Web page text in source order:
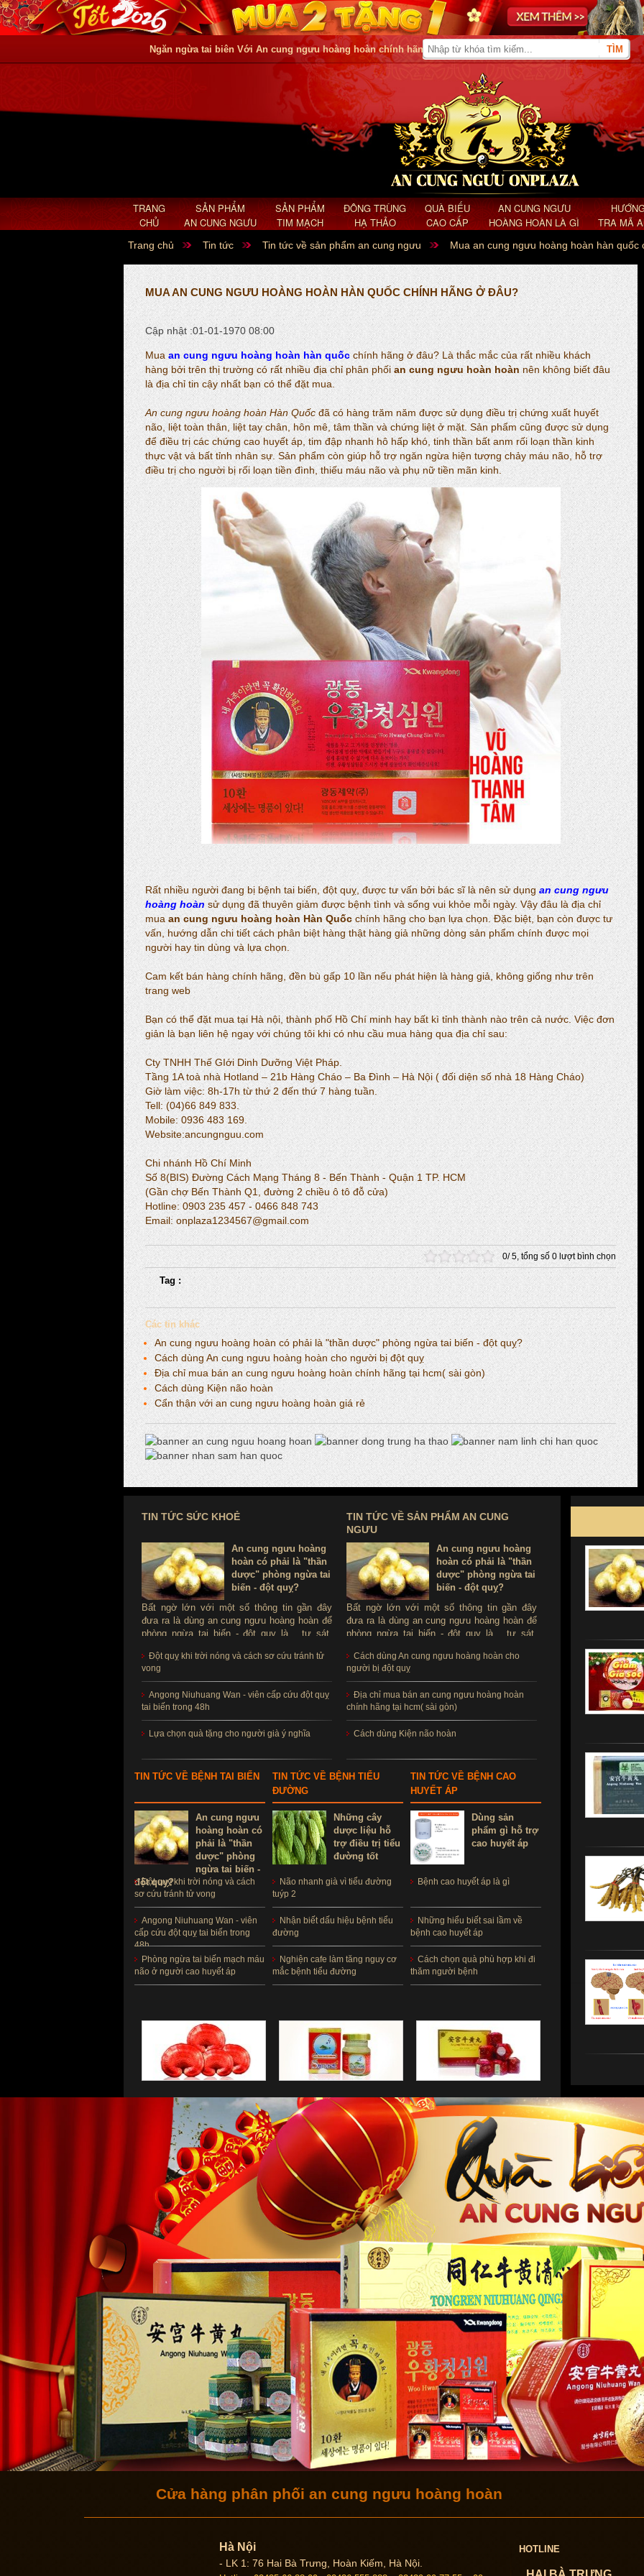
Ngăn ngừa tai biên Với An cung ngưu hoàng hoàn chính hãng
TRANG
CHỦ
SẢN PHẨM
AN CUNG NGƯU
SẢN PHẨM
TIM MẠCH
ĐÔNG TRÙNG
HẠ THẢO
QUÀ BIẾU
CAO CẤP
AN CUNG NGƯU
HOÀNG HOÀN LÀ GÌ
TRA MÃ
Trang chủ Tin tức Tin tức về sản phẩm an cung ngưu Mua an cung ngưu hoàng hoàn hàn quốc
MUA AN CUNG NGƯU HOÀNG HOÀN HÀN QUỐC CHÍNH HÃNG Ở ĐÂU?
Cập nhật :01-01-1970 08:00
Mua an cung ngưu hoàng hoàn hàn quốc chính hãng ở đâu? Là thắc mắc của rất nhiều khách
hàng bởi trên thị trường có rất nhiều địa chỉ phân phốian cung ngưu hoàn hoàn nên không biết đâu
là địa chỉ tin cậy nhất bạn có thể đặt mua.
An cung ngưu hoàng hoàn Hàn Quốcđã có hàng trăm năm được sử dụng điều trị chứng xuất huyết
não, liệt toàn thân, liệt tay chân, hôn mê, tâm thần và chứng liệt ở mặt. Sản phẩm cũng được sử dụng
để điều trị các chứng cao huyết áp, tim đập nhanh hô hấp khó, tinh thần bất anm rối loạn thần kinh
thực vật và bất tỉnh nhân sự. Sản phẩm còn giúp hỗ trợ ngăn ngừa hiện tượng chảy máu não, hỗ trợ
điều trị cho người bị rối loạn tiền đình, thiếu máu não và phụ nữ tiền mãn kinh.
Rất nhiều người đang bị bệnh tai biến, đột quỵ, được tư vấn bởi bác sĩ là nên sử dụng an cung ngưu
hoàng hoàn sử dụng đã thuyên giảm được bệnh tình và sống vui khỏe mỗi ngày. Vậy đâu là địa chỉ
muaan cung ngưu hoàng hoàn Hàn Quốc chính hãng cho bạn lựa chọn. Đặc biệt, bạn còn được tư
vấn, hướng dẫn chi tiết cách phân biệt hàng thật hàng giả những dòng sản phẩm chính được mọi
người hay tin dùng và lựa chọn.
Cam kết bán hàng chính hãng, đền bù gấp 10 lần nếu phát hiện là hàng giả, không giống như trên
trang web
Bạn có thể đặt mua tại Hà nội, thành phố Hồ Chí minh hay bất kì tỉnh thành nào trên cả nước. Việc đơn
giản là bạn liên hệ ngay với chúng tôi khi có nhu cầu mua hàng qua địa chỉ sau:
Cty TNHH Thế GIới Dinh Dưỡng Việt Pháp.
Tầng 1A toà nhà Hotland – 21b Hàng Cháo – Ba Đình – Hà Nội ( đối diện số nhà 18 Hàng Cháo)
Giờ làm việc: 8h-17h từ thứ 2 đến thứ 7 hàng tuần.
Tell: (04)66 849 833.
Mobile: 0936 483 169.
Website:ancungnguu.com
Chi nhánh Hồ Chí Minh
Số 8(BIS) Đường Cách Mạng Tháng 8 - Bến Thành - Quận 1 TP. HCM
(Gần chợ Bến Thành Q1, đường 2 chiều ô tô đỗ cửa)
Hotline: 0903 235 457 - 0466 848 743
Email: onplaza1234567@gmail.com
0/5, tổng số 0 lượt bình chọn
Tag :
Các tin khác
An cung ngưu hoàng hoàn có phải là "thần dược" phòng ngừa tai biến - đột quỵ?
Cách dùng An cung ngưu hoàng hoàn cho người bị đột quỵ
Địa chỉ mua bán an cung ngưu hoàng hoàn chính hãng tại hcm( sài gòn)
Cách dùng Kiện não hoàn
Cẩn thận với an cung ngưu hoàng hoàn giá rẻ
TIN TỨC SỨC KHOẺ
An cung ngưu hoàng
hoàn có phải là "thần
dược" phòng ngừa tai
biến - đột quỵ?
Bất ngờ lớn với một số thông tin gần đây
đưa ra là dùng an cung ngưu hoàng hoàn để
phòng ngừa tai biến - đột quỵ là ...tự sát.
để phòng tai biến - đột quỵ không?
Đột quỵ khi trời nóng và cách sơ cứu tránh tử
vong
Angong Niuhuang Wan - viên cấp cứu đột quỵ
tai biến trong 48h
Lựa chọn quà tặng cho người già ý nghĩa
TIN TỨC VỀ SẢN PHẨM AN CUNG
NGƯU
An cung ngưu hoàng
hoàn có phải là "thần
dược" phòng ngừa tai
biến - đột quỵ?
Bất ngờ lớn với một số thông tin gần đây
đưa ra là dùng an cung ngưu hoàng hoàn để
phòng ngừa tai biến - đột quỵ là ...tự sát.
để phòng tai biến - đột quỵ không?
Cách dùng An cung ngưu hoàng hoàn cho
người bị đột quỵ
Địa chỉ mua bán an cung ngưu hoàng hoàn
chính hãng tại hcm( sài gòn)
Cách dùng Kiện não hoàn
TIN TỨC VỀ BỆNH TAI BIẾN
An cung ngưu
hoàng hoàn có
phải là "thần
dược" phòng
ngừa tai biến -
đột quỵ?
Đột quỵ khi trời nóng và cách
sơ cứu tránh tử vong
Angong Niuhuang Wan - viên
cấp cứu đột quỵ tai biến trong
48h
Phòng ngừa tai biến mạch máu
não ở người cao huyết áp
TIN TỨC VỀ BỆNH TIỂU
ĐƯỜNG
Những cây
dược liệu hỗ
trợ điều trị tiểu
đường tốt
Não nhanh già vì tiểu đường
tuýp 2
Nhận biết dấu hiệu bệnh tiểu
đường
Nghiện cafe làm tăng nguy cơ
mắc bệnh tiểu đường
TIN TỨC VỀ BỆNH CAO
HUYẾT ÁP
Dùng sản
phẩm gì hỗ trợ
cao huyết áp
Bệnh cao huyết áp là gì
Những hiểu biết sai lầm về
bệnh cao huyết áp
Cách chọn quà phù hợp khi đi
thăm người bệnh
Cửa hàng phân phối an cung ngưu hoàng hoàn
Hà Nội
- LK 1: 76 Hai Bà Trưng, Hoàn Kiếm, Hà Nội.
HOTLINE